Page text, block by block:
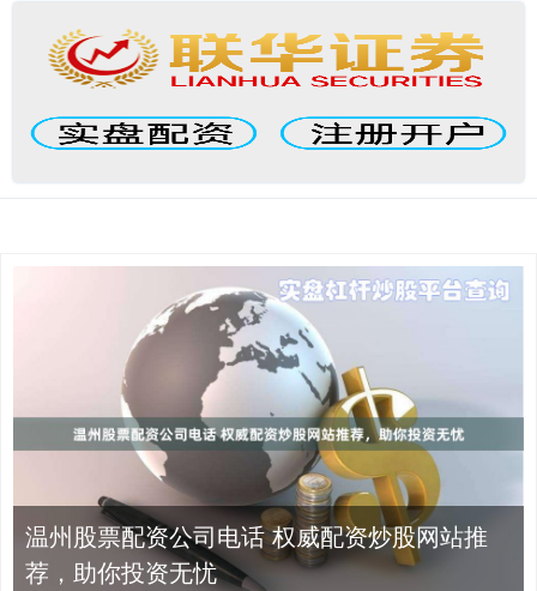
温州股票配资公司电话 权威配资炒股网站推
荐，助你投资无忧